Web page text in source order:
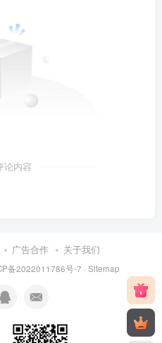
论内容
广告合作 关于我们
备2022011786号-7 · Sitemap